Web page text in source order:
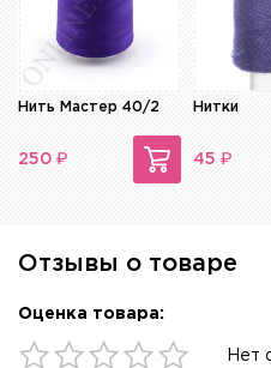
Нить Мастер 40/2
250 ₽
Нитки
45 ₽
Отзывы о товаре
Оценка товара:
Нет